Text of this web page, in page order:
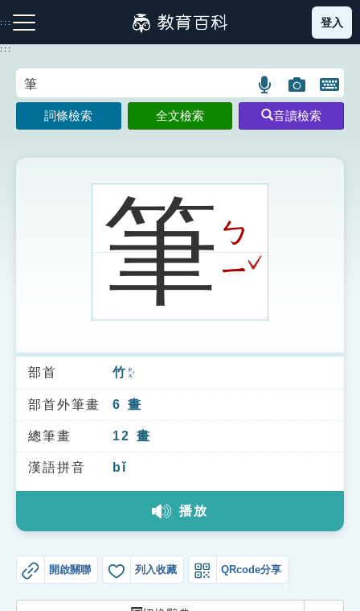
到
主
:::
注音索引圖示 筆畫索引圖示 部首索引表圖示
索引選單
知識索引
單字索引
生命大百科索引
教學應用
貓頭鷹博士
登入
:::
語
言
搜
示
圖
片
搜
開
鍵
圖
詞條檢索 全文檢索 音讀檢索
筆ㄅ
ㄧ ˇ
部首 竹 ㄓㄨˊ
部首外筆畫 6 畫
總筆畫 12 畫
漢語拼音 bǐ
播放
開啟關聯 列入收藏 QRcode分享